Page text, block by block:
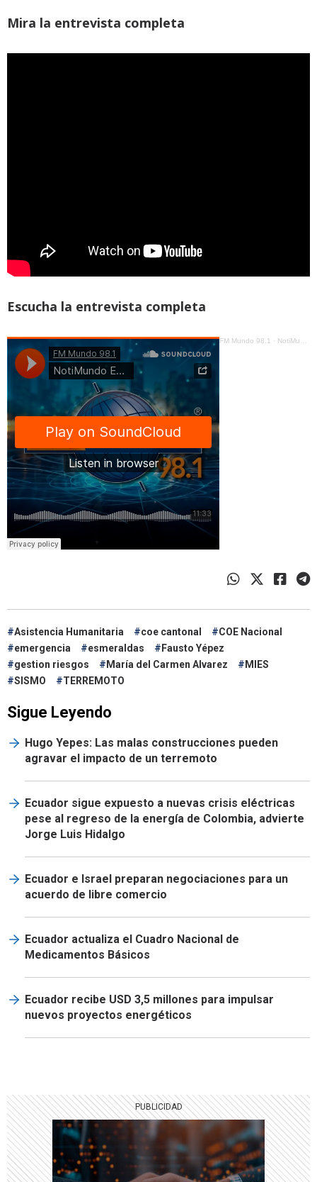
Mira la entrevista completa
Escucha la entrevista completa
FM Mundo 98.1 · NotiMundo Estelar - Harold Burbano, Sismo en Esmeraldas; destrucción y afectados
Asistencia Humanitaria coe cantonal
COE Nacional
emergencia
esmeraldas
Fausto Yépez
gestion riesgos
María del Carmen Alvarez
MIES
SISMO
TERREMOTO
Sigue Leyendo
Hugo Yepes: Las malas construcciones pueden
agravar el impacto de un terremoto
Ecuador sigue expuesto a nuevas crisis eléctricas
pese al regreso de la energía de Colombia, advierte
Jorge Luis Hidalgo
Ecuador e Israel preparan negociaciones para un
acuerdo de libre comercio
Ecuador actualiza el Cuadro Nacional de
Medicamentos Básicos
Ecuador recibe USD 3,5 millones para impulsar
nuevos proyectos energéticos